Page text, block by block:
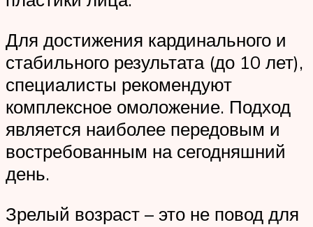
Для достижения кардинального и
стабильного результата (до 10 лет),
специалисты рекомендуют
комплексное омоложение. Подход
является наиболее передовым и
востребованным на сегодняшний
день.
Зрелый возраст – это не повод для